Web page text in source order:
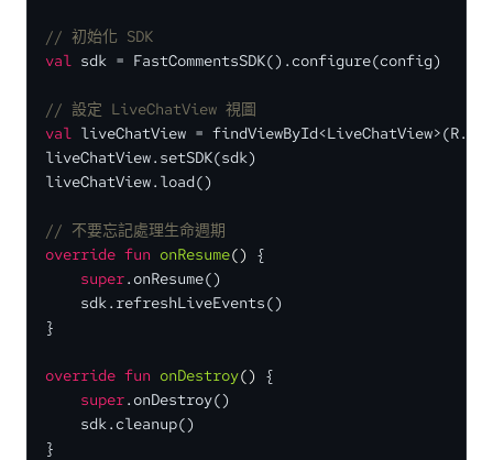
// 初始化 SDK
val sdk = FastCommentsSDK().configure(config)
// 設定 LiveChatView 視圖
val liveChatView =
liveChatView.setSDK(sdk)
liveChatView.load()
// 不要忘記處理生命週期
override fun onResume()
{
super.onResume()
    sdk.refreshLiveEvents()
}
override fun onDestroy()
{
super.onDestroy()
    sdk.cleanup()
}